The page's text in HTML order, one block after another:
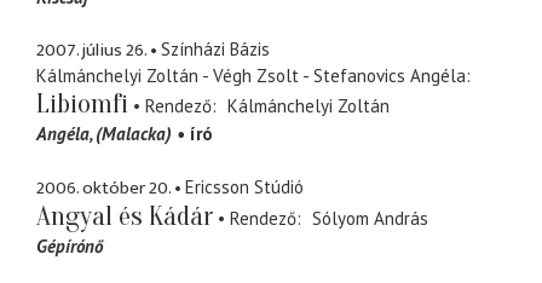
2007. július 26.
Színházi Bázis
Kálmánchelyi Zoltán - Végh Zsolt - Stefanovics Angéla
Libiomfi Rendező
Kálmánchelyi Zoltán
Angéla (Malacka) író
2006. október 20. Ericsson Stúdió
Angyal és Kádár Rendező
Sólyom András
Gépírónő